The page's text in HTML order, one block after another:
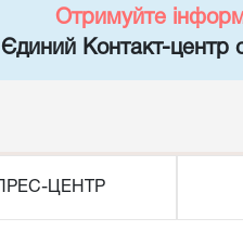
Отримуйте
Єдиний Контакт-центр
ПРЕС-ЦЕНТР